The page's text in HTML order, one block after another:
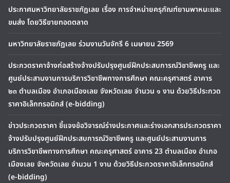
ประกาศมหาวิทยาลัยราชภัฏเลย เรื่อง การจำหน่ายครุภัณฑ์ยานพาหนะและ
ขนส่ง โดยวิธีขายทอดตลาด
มหาวิทยาลัยราชภัฏเลย ร่วมงานวันจักรี 6 เมษายน 2569
ประกวดราคาจ้างก่อสร้างจ้างปรับปรุงศูนย์ฝึกประสบการณ์วิชาชีพครู และ
ศูนย์ประสานงานการบริการวิชาชีพทางการศึกษา คณะครุศาสตร์ อาคาร
๒๓ ตำบลเมือง อำเภอเมืองเลย จังหวัดเลย จำนวน ๑ งาน ด้วยวิธีประกวด
ราคาอิเล็กทรอนิกส์ (e-bidding)
ข่าวประกวดราคา ชี้แจงข้อวิจารณ์ร่างประกาศและร่างเอกสารประกวดราคา
จ้างปรับปรุงศูนย์ฝึกประสบการณ์วิชาชีพครู และศูนย์ประสานงานการ
บริการวิชาชีพทางการศึกษา คณะครุศาสตร์ อาคาร 23 ตำบลเมือง อำเภอ
เมืองเลย จังหวัดเลย จำนวน 1 งาน ด้วยวิธีประกวดราคาอิเล็กทรอนิกส์
(e-bidding)